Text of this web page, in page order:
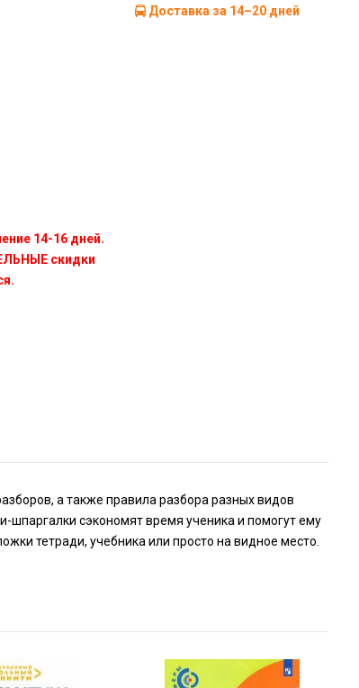
14-16 дней.
скидки
Доставка за 14–20 дней
а также правила разбора разных видов
сэкономят время ученика и помогут ему
тетради, учебника или просто на видное место.